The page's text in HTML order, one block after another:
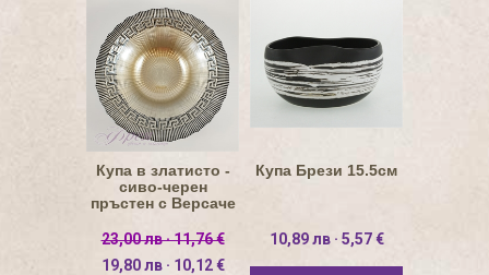
Купа в златисто -
сиво-черен
пръстен с Версаче
23,00 лв · 11,76 €
19,80 лв · 10,12 €
Купа Брези 15.5см
10,89 лв · 5,57 €